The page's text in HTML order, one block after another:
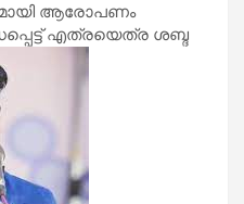
ആരോപണം
എത്രയെത്ര ശബ്ദ